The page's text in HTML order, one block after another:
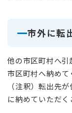
市外に転
他の市区町村へ
市区町村へ納めて
（注釈）転出先
に納めていただく